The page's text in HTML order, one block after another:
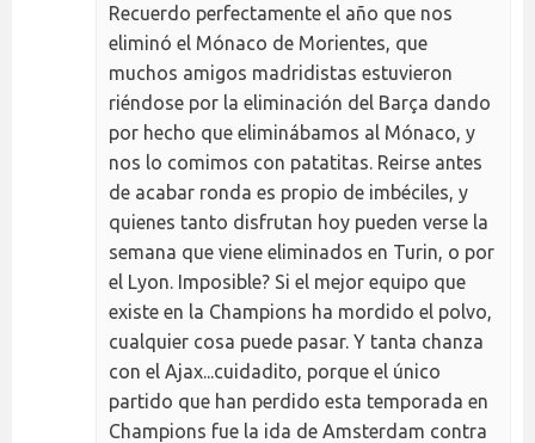
Recuerdo perfectamente el año que nos
eliminó el Mónaco de Morientes, que
muchos amigos madridistas estuvieron
riéndose por la eliminación del Barça dando
por hecho que eliminábamos al Mónaco, y
nos lo comimos con patatitas. Reirse antes
de acabar ronda es propio de imbéciles, y
quienes tanto disfrutan hoy pueden verse la
semana que viene eliminados en Turin, o por
el Lyon. Imposible? Si el mejor equipo que
existe en la Champions ha mordido el polvo,
cualquier cosa puede pasar. Y tanta chanza
con el Ajax...cuidadito, porque el único
partido que han perdido esta temporada en
Champions fue la ida de Amsterdam contra